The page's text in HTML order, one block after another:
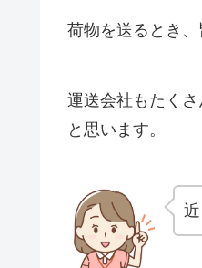
荷物を送るとき
運送会社もたく
と思います。